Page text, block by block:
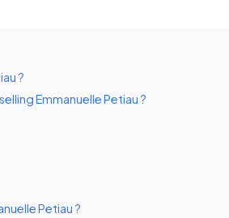
?
Emmanuelle Petiau ?
Petiau ?